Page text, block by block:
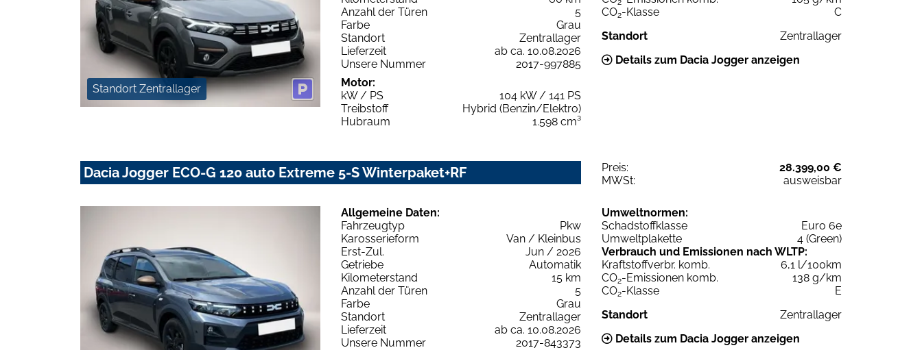
Standort Zentrallager
Anzahl der Türen
5
Farbe
Grau
Standort
Zentrallager
Lieferzeit
ab ca. 10.08.2026
Unsere Nummer
2017-997885
Motor:
kW / PS
104 kW / 141 PS
Treibstoff
Hybrid (Benzin/Elektro)
Hubraum
1.598 cm³
CO2-Klasse
C
Standort
Zentrallager
Details zum Dacia Jogger anzeigen
Dacia Jogger ECO-G 120 auto Extreme 5-S Winterpaket+RF Preis:
28.399,00 €
MWSt:
ausweisbar
Allgemeine Daten:
Fahrzeugtyp
Pkw
Karosserieform
Van / Kleinbus
Erst-Zul.
Jun / 2026
Getriebe
Automatik
Kilometerstand
15 km
Anzahl der Türen
5
Farbe
Grau
Standort
Zentrallager
Lieferzeit
ab ca. 10.08.2026
Unsere Nummer
2017-843373
Umweltnormen:
Schadstoffklasse
Euro 6e
Umweltplakette
4 (Green)
Verbrauch und Emissionen nach WLTP:
Kraftstoffverbr. komb.
6,1 l/100km
CO2-Emissionen komb.
138 g/km
CO2-Klasse
E
Standort
Zentrallager
Details zum Dacia Jogger anzeigen